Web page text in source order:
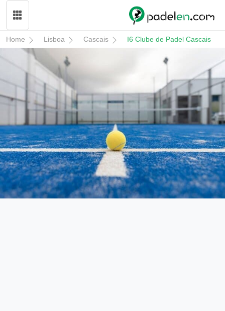
Home Lisboa Cascais I6 Clube de Padel Cascais